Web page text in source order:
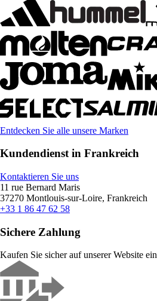
Entdecken Sie alle unsere Marken
Kundendienst in Frankreich
Kontaktieren Sie uns
11 rue Bernard Maris
37270 Montlouis-sur-Loire, Frankreich
+33 1 86 47 62 58
Sichere Zahlung
Kaufen Sie sicher auf unserer Website ein